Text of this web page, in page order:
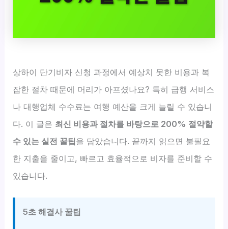
상하이 단기비자 신청 과정에서 예상치 못한 비용과 복
잡한 절차 때문에 머리가 아프셨나요? 특히 급행 서비스
나 대행업체 수수료는 여행 예산을 크게 늘릴 수 있습니
다. 이 글은 최신 비용과 절차를 바탕으로 200% 절약할
수 있는 실전 꿀팁을 담았습니다. 끝까지 읽으면 불필요
한 지출을 줄이고, 빠르고 효율적으로 비자를 준비할 수
있습니다.
5초 해결사 꿀팁